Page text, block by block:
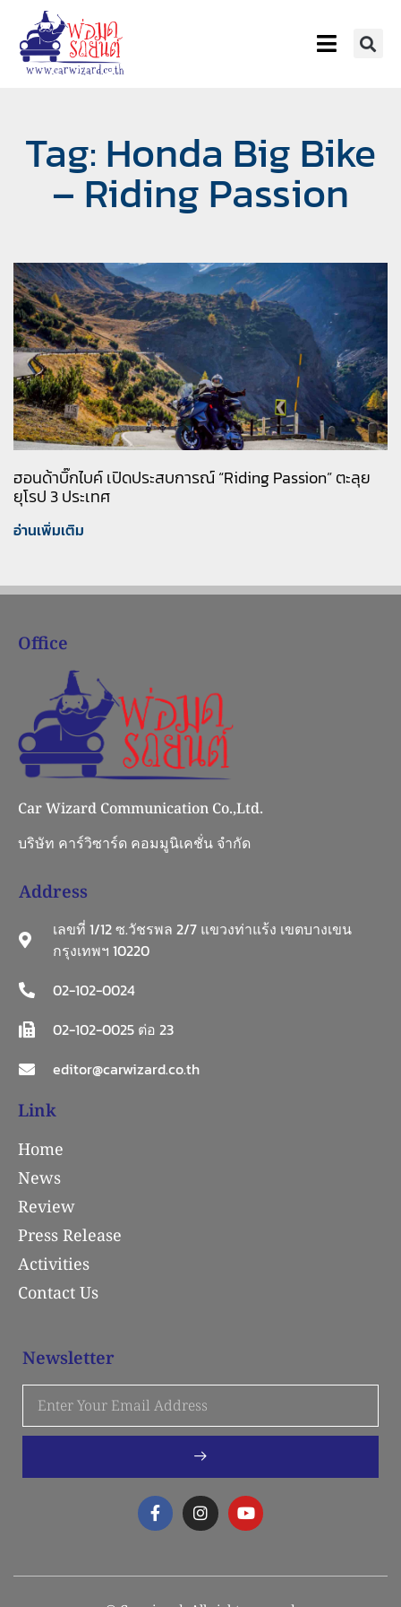
Tag: Honda Big Bike
– Riding Passion
ฮอนด้าบิ๊กไบค์ เปิดประสบการณ์ “Riding Passion” ตะลุย
ยุโรป 3 ประเทศ
อ่านเพิ่มเติม
Office
Car Wizard Communication Co.,Ltd.
บริษัท คาร์วิซาร์ด คอมมูนิเคชั่น จำกัด
Address
เลขที่ 1/12 ซ.วัชรพล 2/7 แขวงท่าแร้ง เขตบางเขน
กรุงเทพฯ 10220
02-102-0024
02-102-0025 ต่อ 23
editor@carwizard.co.th
Link
Home
News
Review
Press Release
Activities
Contact Us
Newsletter